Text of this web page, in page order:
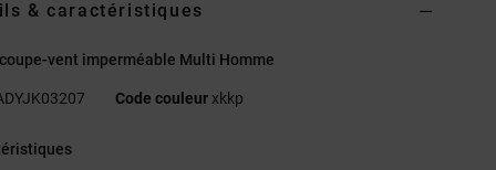
& caractéristiques
vent imperméable Multi Homme
Code couleur xkkp